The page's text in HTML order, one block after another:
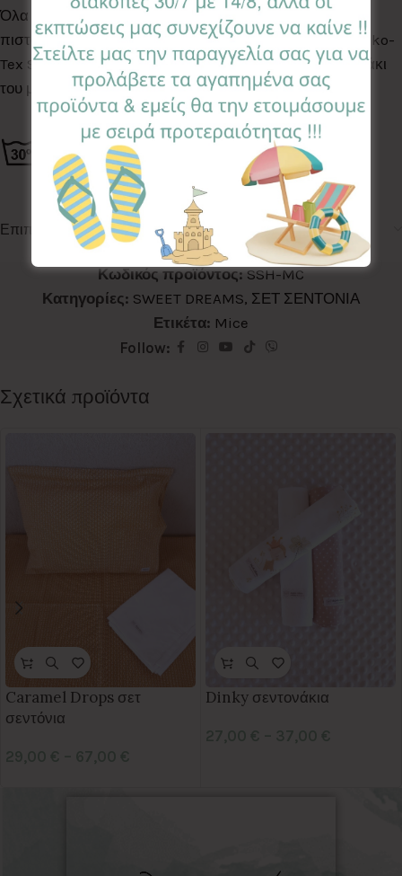
Όλα τα Υφάσματα της συλλογής μας είναι ελεγμένα &
πιστοποιημένα για βλαβερές ουσίες σύμφωνα με το Oeko-
Tex Standard 100, κατάλληλα για το ευαίσθητο δερματάκι
του μωρού σας.
Επιπλέον πληροφορίες
Κωδικός προϊόντος:SSH-MC
Κατηγορίες: SWEET DREAMS, ΣΕΤ ΣΕΝΤΟΝΙΑ
Ετικέτα: Mice
Follow:
Σχετικά προϊόντα
Caramel Drops σετ
σεντόνια
Dinky σεντονάκια